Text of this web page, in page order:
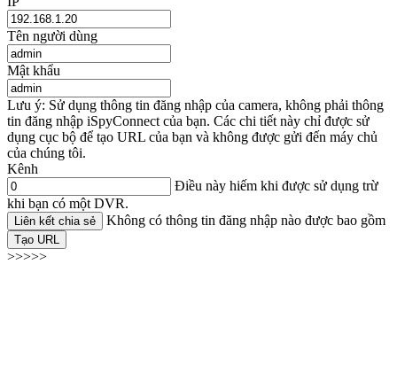
Tên người dùng
Mật khẩu
Lưu ý: Sử dụng thông tin đăng nhập của camera, không phải thông
tin đăng nhập iSpyConnect của bạn. Các chi tiết này chỉ được sử
dụng cục bộ để tạo URL của bạn và không được gửi đến máy chủ
của chúng tôi.
Kênh
Điều này hiếm khi được sử dụng trừ
khi bạn có một DVR.
Liên kết chia sẻ Không có thông tin đăng nhập nào được bao gồm
Tạo URL
>>>>>